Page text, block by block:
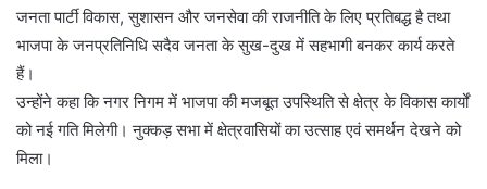
जनता पार्टी विकास, सुशासन और जनसेवा की राजनीति के लिए प्रतिबद्ध है तथा
भाजपा के जनप्रतिनिधि सदैव जनता के सुख-दुख में सहभागी बनकर कार्य करते
हैं।
उन्होंने कहा कि नगर निगम में भाजपा की मजबूत उपस्थिति से क्षेत्र के विकास कार्यों
को नई गति मिलेगी। नुक्कड़ सभा में क्षेत्रवासियों का उत्साह एवं समर्थन देखने को
मिला।